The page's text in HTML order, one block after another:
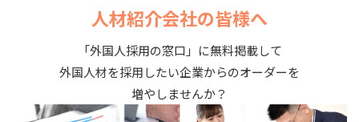
人材紹介会社の皆様へ
「外国人採用の窓口」に無料掲載して
外国人材を採用したい企業からのオーダーを
増やしませんか？